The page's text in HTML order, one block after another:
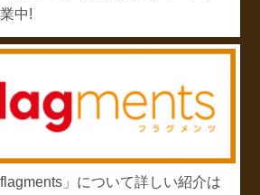
中!
」について詳しい紹介は